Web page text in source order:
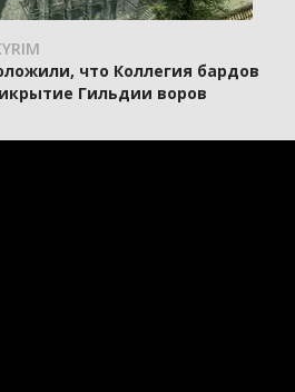
что Коллегия бардов
Гильдии воров